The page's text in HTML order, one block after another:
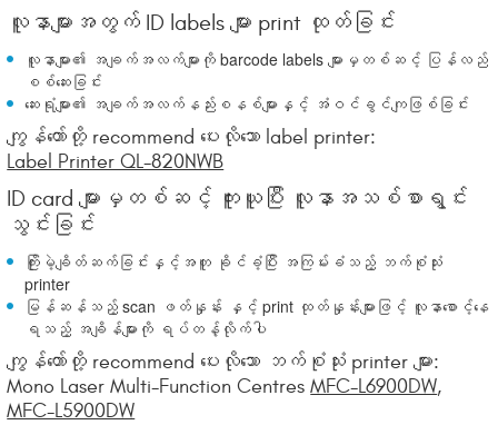
လူနာများအတွက် ID labels များ print ထုတ်ခြင်း
လူနာများ၏ အချက်အလက်များကို barcode labels များမှတစ်ဆင့် ပြန်လည်
စစ်ဆေးခြင်း
ဆေးရုံများ၏ အချက်အလက်နည်းစနစ်များနှင့် အံဝင်ခွင်ကျဖြစ်ခြင်း
ကျွန်တော်တို့ recommend ပေးလိုသော label printer:
Label Printer QL-820NWB
ID card များမှတစ်ဆင့် ကူးယူပြီး လူနာအသစ်စာရွင်း
သွင်းခြင်း
ကြိုးမဲ့ချိတ်ဆက်ခြင်းနှင့်အတူ ခိုင်ခံ့ပြီး အကြမ်းခံသည့် ဘက်စုံသုံး
printer
မြန်ဆန်သည့် scan ဖတ်နှုန်း နှင့် print ထုတ်နှုန်းများဖြင့် လူနာစောင့်နေ
ရသည့် အချိန်များကို ရပ်တန့်လိုက်ပါ
ကျွန်တော်တို့ recommend ပေးလိုသော ဘက်စုံသုံး printer များ:
Mono Laser Multi-Function CentresMFC-L6900DW,
MFC-L5900DW